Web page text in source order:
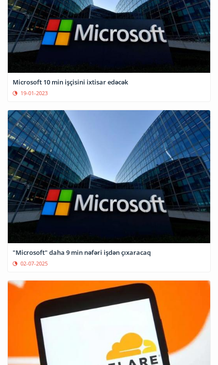
Microsoft 10 min işçisini ixtisar edəcək
19-01-2023
"Microsoft" daha 9 min nəfəri işdən çıxaracaq
02-07-2025